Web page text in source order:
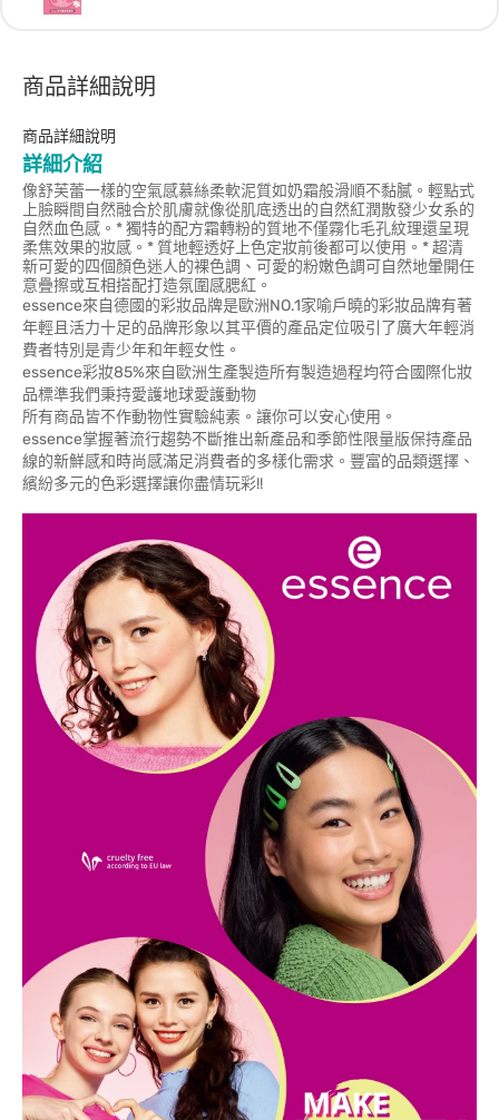
商品詳細說明
商品詳細說明
詳細介紹
像舒芙蕾一樣的空氣感慕絲柔軟泥質如奶霜般滑順不黏膩。輕點式
上臉瞬間自然融合於肌膚就像從肌底透出的自然紅潤散發少女系的
自然血色感。* 獨特的配方霜轉粉的質地不僅霧化毛孔紋理還呈現
柔焦效果的妝感。* 質地輕透好上色定妝前後都可以使用。* 超清
新可愛的四個顏色迷人的裸色調、可愛的粉嫩色調可自然地暈開任
意疊擦或互相搭配打造氛圍感腮紅。
essence來自德國的彩妝品牌是歐洲NO.1家喻戶曉的彩妝品牌有著
年輕且活力十足的品牌形象以其平價的產品定位吸引了廣大年輕消
費者特別是青少年和年輕女性。
essence彩妝85%來自歐洲生產製造所有製造過程均符合國際化妝
品標準我們秉持愛護地球愛護動物
所有商品皆不作動物性實驗純素。讓你可以安心使用。
essence掌握著流行趨勢不斷推出新產品和季節性限量版保持產品
線的新鮮感和時尚感滿足消費者的多樣化需求。豐富的品類選擇、
繽紛多元的色彩選擇讓你盡情玩彩!!